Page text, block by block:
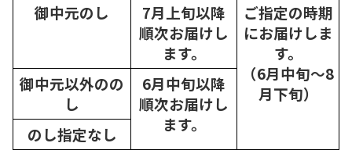
御中元のし
7月上旬以降
順次お届けし
ます。
ご指定の時期
にお届けしま
す。
（6月中旬～8
月下旬）
御中元以外のの
し
6月中旬以降
順次お届けし
ます。
のし指定なし